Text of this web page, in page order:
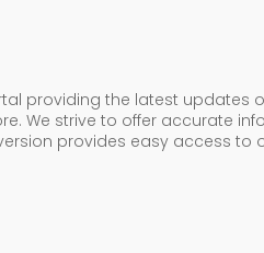
providing the latest updates
We strive to offer accurate
provides easy access to